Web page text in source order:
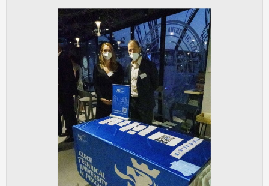
Využívané za účelem zobrazení
správných nabídek a cílení obsahu podle
Vašich preferencí. Zpravidla jde o
cookies systémů třetích stran, které nám
s analýzou uživatelského chování
pomáhají.
OSTATNÍ
Cookies, které aplikace nedokáže zařadit.
Naším cílem je, aby tato kategorie
zůstala prázdná a všechny cookies byly
přiřazeny do některé z kategorií
uvedených výše.